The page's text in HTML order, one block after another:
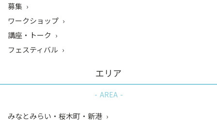
募集
ワークショップ
講座・トーク
フェスティバル
エリア
AREA
みなとみらい・桜木町・新港